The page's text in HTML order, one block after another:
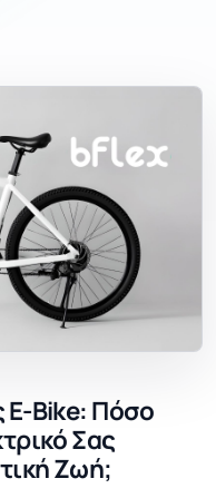
E-Bike: Πόσο
Σας
Ζωή;